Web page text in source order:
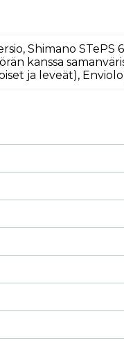
Shimano
kanssa
ja leveät),